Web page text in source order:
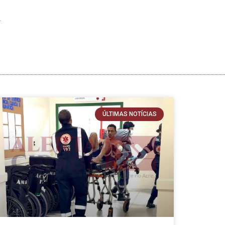
ÚLTIMAS NOTÍCIAS